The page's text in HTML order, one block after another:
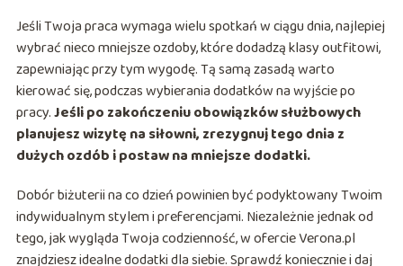
Jeśli Twoja praca wymaga wielu spotkań w ciągu dnia, najlepiej
wybrać nieco mniejsze ozdoby, które dodadzą klasy outfitowi,
zapewniając przy tym wygodę. Tą samą zasadą warto
kierować się, podczas wybierania dodatków na wyjście po
pracy.Jeśli po zakończeniu obowiązków służbowych
planujesz wizytę na siłowni, zrezygnuj tego dnia z
dużych ozdób i postaw na mniejsze dodatki.
Dobór biżuterii na co dzień powinien być podyktowany Twoim
indywidualnym stylem i preferencjami. Niezależnie jednak od
tego, jak wygląda Twoja codzienność, w ofercie Verona.pl
znajdziesz idealne dodatki dla siebie. Sprawdź koniecznie i daj